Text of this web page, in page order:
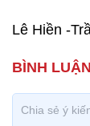
Lê Hiền -